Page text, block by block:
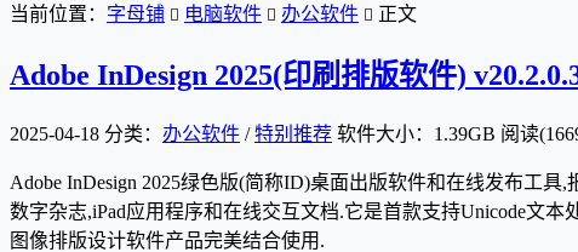
当前位置： 字母铺  电脑软件  办公软件  正文
Adobe InDesign 2025(印刷排版软件)
2025-04-18 分类： 办公软件 /特别推荐 软件大小：1.39GB 阅读
Adobe InDesign 2025绿色版(简称ID)桌面出版软件和在线发布工
数字杂志,iPad应用程序和在线交互文档.它是首款支持Unicode文
图像排版设计软件产品完美结合使用.